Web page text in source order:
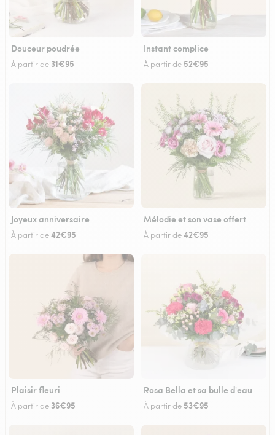
Douceur poudrée
À partir de 31€95
Instant complice
À partir de 52€95
Joyeux anniversaire
À partir de42€95
Mélodie et son vase offert
À partir de42€95
Plaisir fleuri
À partir de 36€95
Rosa Bella et sa bulle d'eau
À partir de 53€95